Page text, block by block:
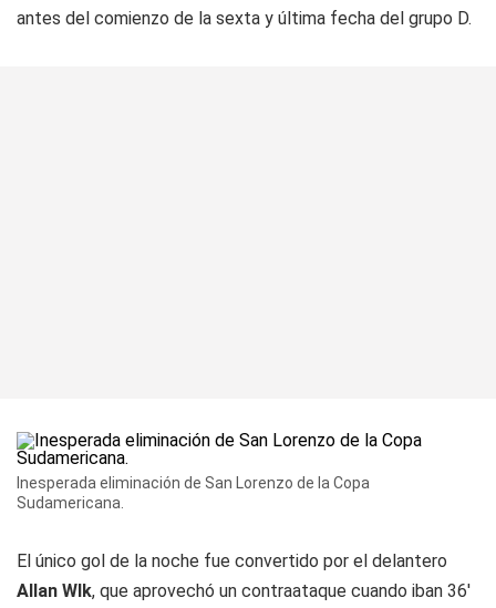
antes del comienzo de la sexta y última fecha del grupo D.
Inesperada eliminación de San Lorenzo de la Copa
Sudamericana.
El único gol de la noche fue convertido por el delantero
Allan Wlk, que aprovechó un contraataque cuando iban 36'